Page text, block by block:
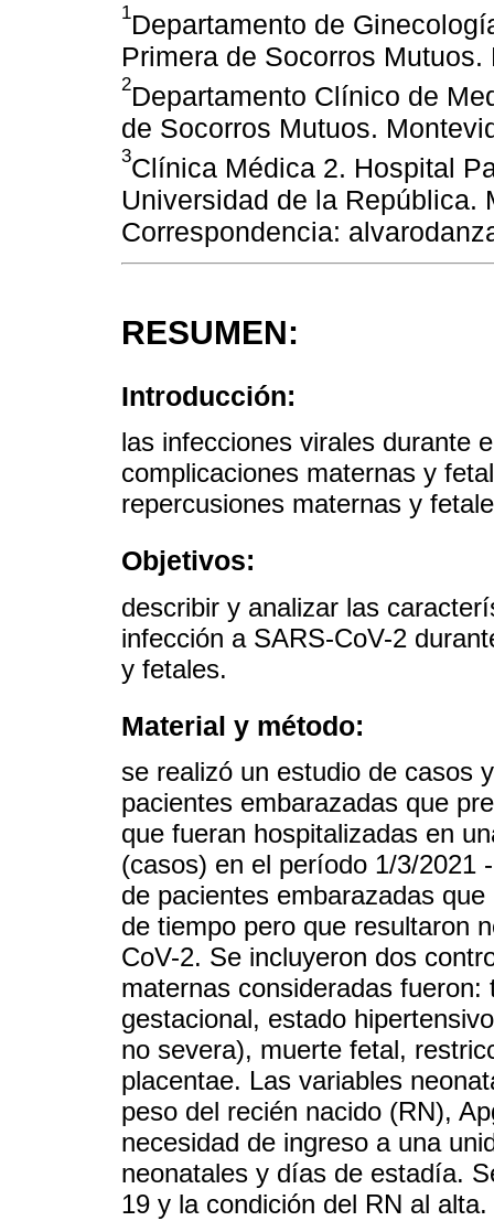
1Departamento de
Primera de Socorros
2Departamento Clínico de
de Socorros Mutuos.
3Clínica Médica 2. Hospital
Universidad de la República.
Correspondencia:
RESUMEN:
Introducción:
las infecciones virales durante
complicaciones maternas y
repercusiones maternas y
Objetivos:
describir y analizar las
infección a SARS-CoV-2
y fetales.
Material y método:
se realizó un estudio de casos
pacientes embarazadas que
que fueran hospitalizadas en
(casos) en el período 1/3/2021
de pacientes embarazadas
de tiempo pero que resultaron
CoV-2. Se incluyeron dos
maternas consideradas
gestacional, estado
no severa), muerte fetal,
placentae. Las variables
peso del recién nacido (RN),
necesidad de ingreso a una
neonatales y días de estadía.
19 y la condición del RN al alta.